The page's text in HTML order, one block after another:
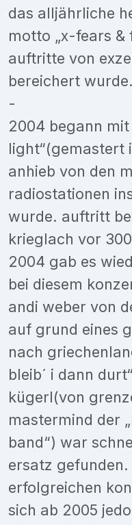
das alljährliche
motto „x-fears &
auftritte von
bereichert wurde.
-
2004 begann
light“(gemastert
anhieb von den
radiostationen
wurde. auftritt
krieglach vor
2004 gab es
bei diesem
andi weber von
auf grund eines
nach
bleib´ i dann
kügerl(von
mastermind der
band“) war
ersatz
erfolgreichen
sich ab 2005